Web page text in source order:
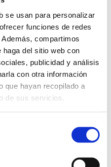
se usan para personalizar
funciones de redes
compartimos
del sitio web con
publicidad y análisis
con otra información
que hayan recopilado a
de sus servicios.